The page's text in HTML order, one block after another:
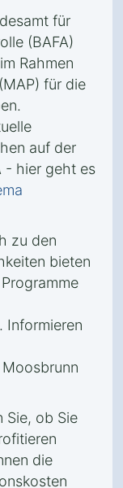
für
(BAFA)
Rahmen
für die
auf der
- hier geht es
zu den
bieten
Informieren
Sie, ob Sie
die